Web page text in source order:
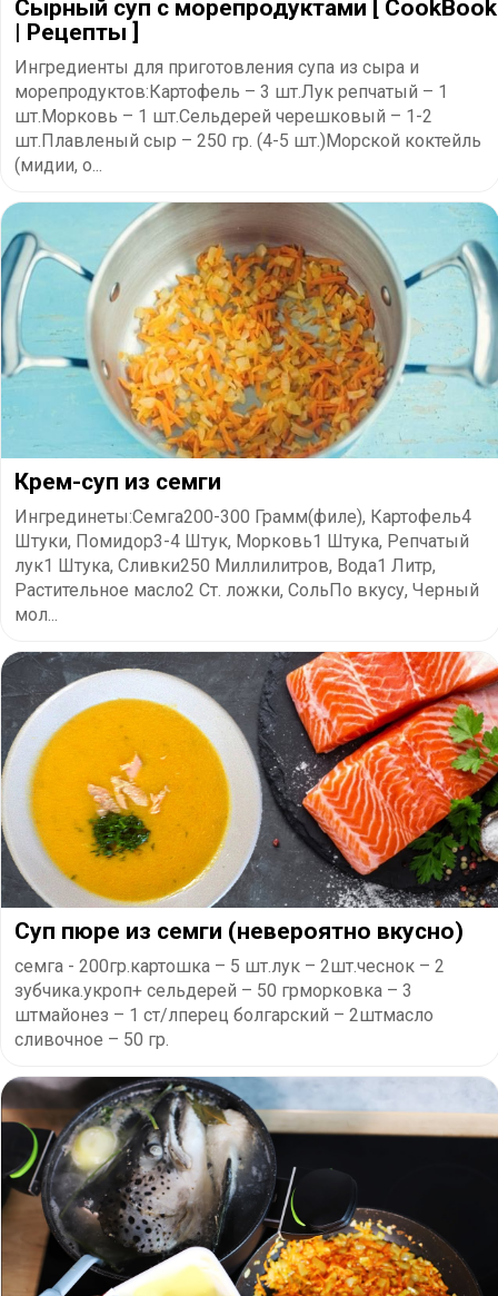
Сырный суп с морепродуктами [ CookBook
| Рецепты ]
Ингредиенты для приготовления супа из сыра и
морепродуктов:Картофель – 3 шт.Лук репчатый – 1
шт.Морковь – 1 шт.Сельдерей черешковый – 1-2
шт.Плавленый сыр – 250 гр. (4-5 шт.)Морской коктейль
(мидии, о...
Крем-суп из семги
Ингрединеты:Семга200-300 Грамм(филе), Картофель4
Штуки, Помидор3-4 Штук, Морковь1 Штука, Репчатый
лук1 Штука, Сливки250 Миллилитров, Вода1 Литр,
Растительное масло2 Ст. ложки, СольПо вкусу, Черный
мол...
Суп пюре из семги (невероятно вкусно)
семга - 200гр.картошка – 5 шт.лук – 2шт.чеснок – 2
зубчика.укроп+ сельдерей – 50 грморковка – 3
штмайонез – 1 ст/лперец болгарский – 2штмасло
сливочное – 50 гр.